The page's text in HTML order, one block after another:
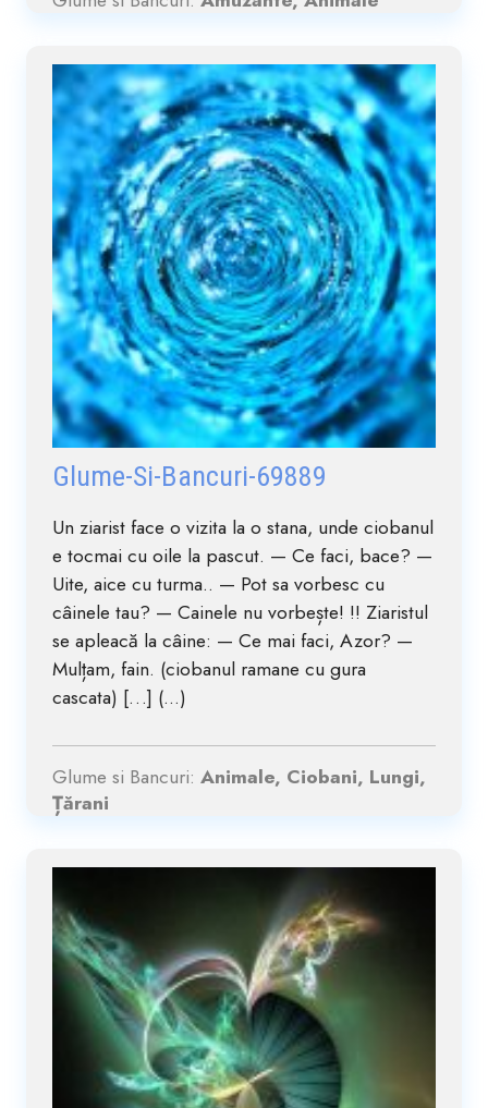
Glume-Si-Bancuri-69889
Un ziarist face o vizita la o stana, unde ciobanul
e tocmai cu oile la pascut. — Ce faci, bace? —
Uite, aice cu turma.. — Pot sa vorbesc cu
câinele tau? — Cainele nu vorbește! !! Ziaristul
se apleacă la câine: — Ce mai faci, Azor? —
Mulțam, fain. (ciobanul ramane cu gura
cascata) […] (...)
Glume si Bancuri: Animale, Ciobani, Lungi,
Țărani